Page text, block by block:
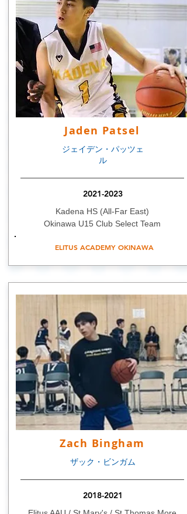
Jaden Patsel
​ジェイデン・パッツェ
ル
2021-2023
Kadena HS (All-Far East)
Okinawa U15 Club Select Team
ELITUS ACADEMY OKINAWA
Zach Bingham
ザック・ビンガム
2018-2021